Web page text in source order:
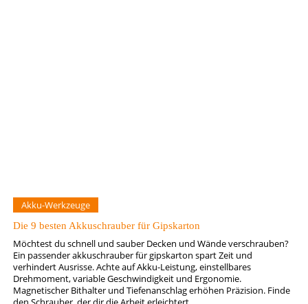
Akku-Werkzeuge
Die 9 besten Akkuschrauber für Gipskarton
Möchtest du schnell und sauber Decken und Wände verschrauben?
Ein passender akkuschrauber für gipskarton spart Zeit und
verhindert Ausrisse. Achte auf Akku-Leistung, einstellbares
Drehmoment, variable Geschwindigkeit und Ergonomie.
Magnetischer Bithalter und Tiefenanschlag erhöhen Präzision. Finde